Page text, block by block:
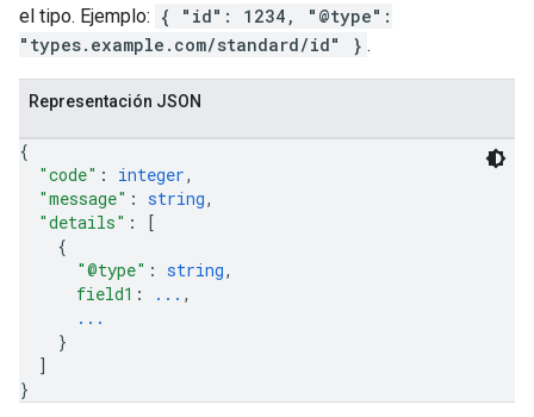
el tipo. Ejemplo: { "id": 1234, "@type":
"types.example.com/standard/id" } .
Representación JSON
{
"code" : integer,
"message" : string,
"details" :
[
{
"@type" : string,
field1 : ... ,
...
}
]
}